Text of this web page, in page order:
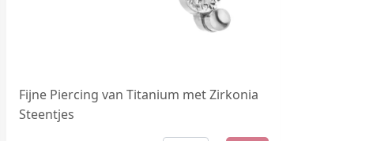
Fijne Piercing van Titanium met Zirkonia
Steentjes